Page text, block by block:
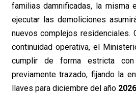
familias damnificadas, la misma
ejecutar las demoliciones
nuevos complejos residenciales.
continuidad operativa, el
cumplir de forma estricta
previamente trazado, fijando la
llaves para diciembre del año 2026